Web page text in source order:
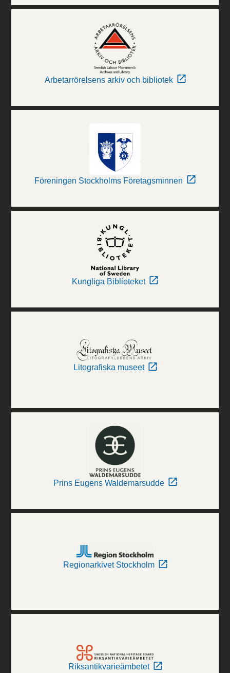
Arbetarrörelsens arkiv och bibliotek
Föreningen Stockholms Företagsminnen
Kungliga Biblioteket
Litografiska museet
Prins Eugens Waldemarsudde
Regionarkivet Stockholm
Riksantikvarieämbetet